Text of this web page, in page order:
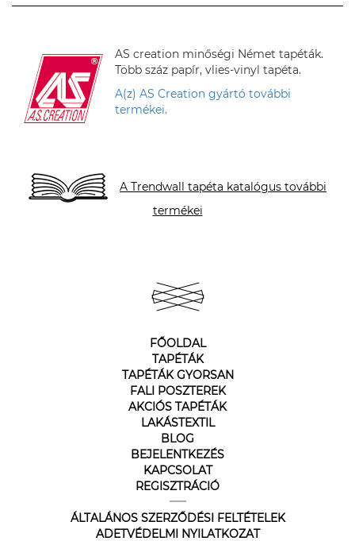
AS creation minőségi Német tapéták.
Több száz papír, vlies-vinyl tapéta.
A(z) AS Creation gyártó további
termékei.
A Trendwall tapéta katalógus további
termékei
FŐOLDAL
TAPÉTÁK
TAPÉTÁK GYORSAN
FALI POSZTEREK
AKCIÓS TAPÉTÁK
LAKÁSTEXTIL
BLOG
BEJELENTKEZÉS
KAPCSOLAT
REGISZTRÁCIÓ
ÁLTALÁNOS SZERZŐDÉSI FELTÉTELEK
ADETVÉDELMI NYILATKOZAT